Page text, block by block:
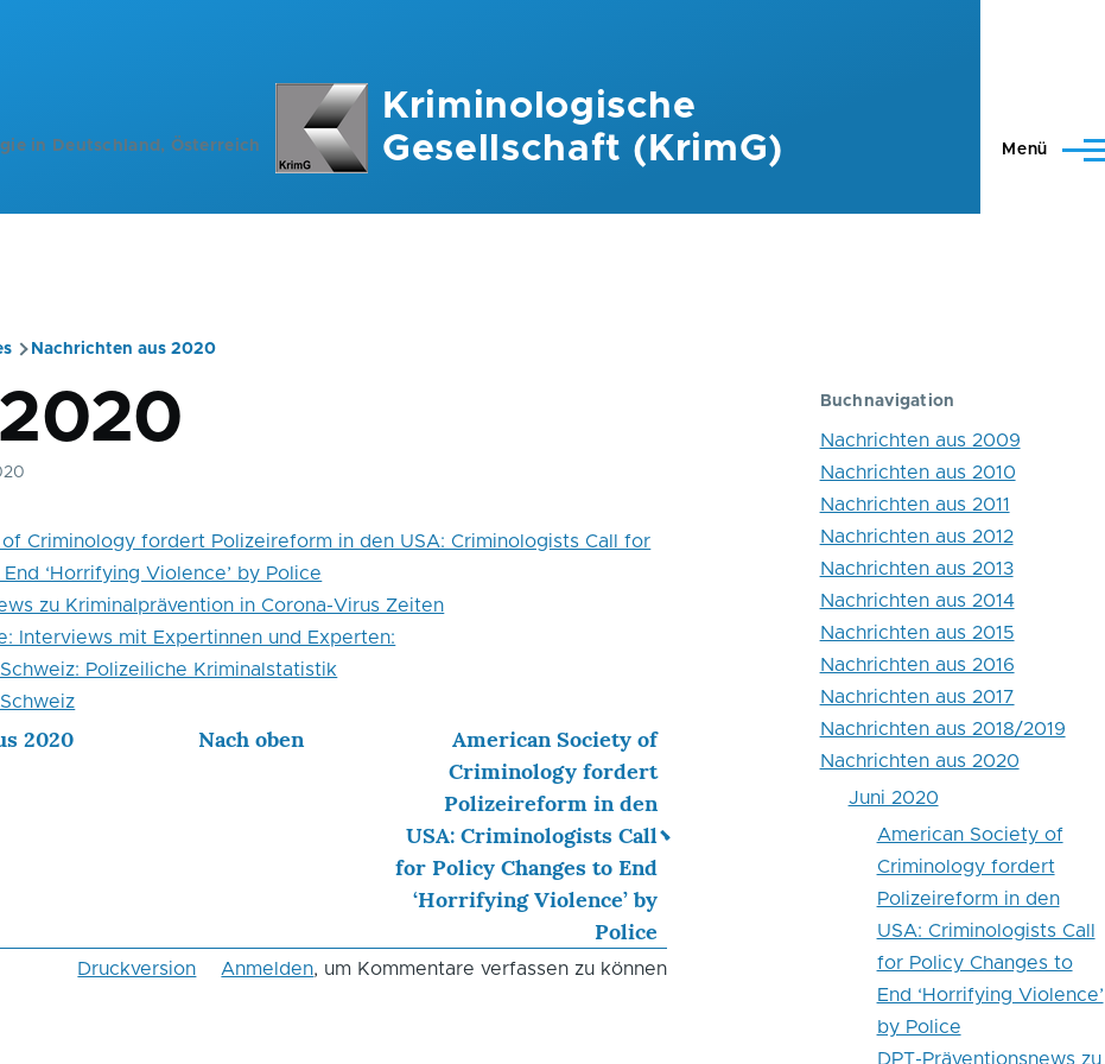
in Deutschland, Österreich
Kriminologische
Gesellschaft (KrimG)
Menü
Nachrichten aus 2020
Criminology fordert Polizeireform in den USA: Criminologists Call for
‘Horrifying Violence’ by Police
zu Kriminalprävention in Corona-Virus Zeiten
Interviews mit Expertinnen und Experten:
Polizeiliche Kriminalstatistik
2020 Nach oben
American Society of
Criminology fordert
Polizeireform in den
USA: Criminologists Call
for Policy Changes to End
‘Horrifying Violence’ by
Police
Druckversion Anmelden, um Kommentare verfassen zu können
Buchnavigation
Nachrichten aus 2009
Nachrichten aus 2010
Nachrichten aus 2011
Nachrichten aus 2012
Nachrichten aus 2013
Nachrichten aus 2014
Nachrichten aus 2015
Nachrichten aus 2016
Nachrichten aus 2017
Nachrichten aus 2018/2019
Nachrichten aus 2020
Juni 2020
American Society of
Criminology fordert
Polizeireform in den
USA: Criminologists Call
for Policy Changes to
End ‘Horrifying Violence’
by Police
DPT-Präventionsnews zu